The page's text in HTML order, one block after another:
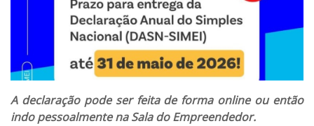
A declaração pode ser feita de forma online ou então
indo pessoalmente na Sala do Empreendedor.